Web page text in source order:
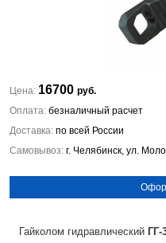
Цена: 16700 руб.
Оплата: безналичный расчет
Доставка: по всей России
Самовывоз: г. Челябинск, ул.
Гайколом гидравлический ГГ-